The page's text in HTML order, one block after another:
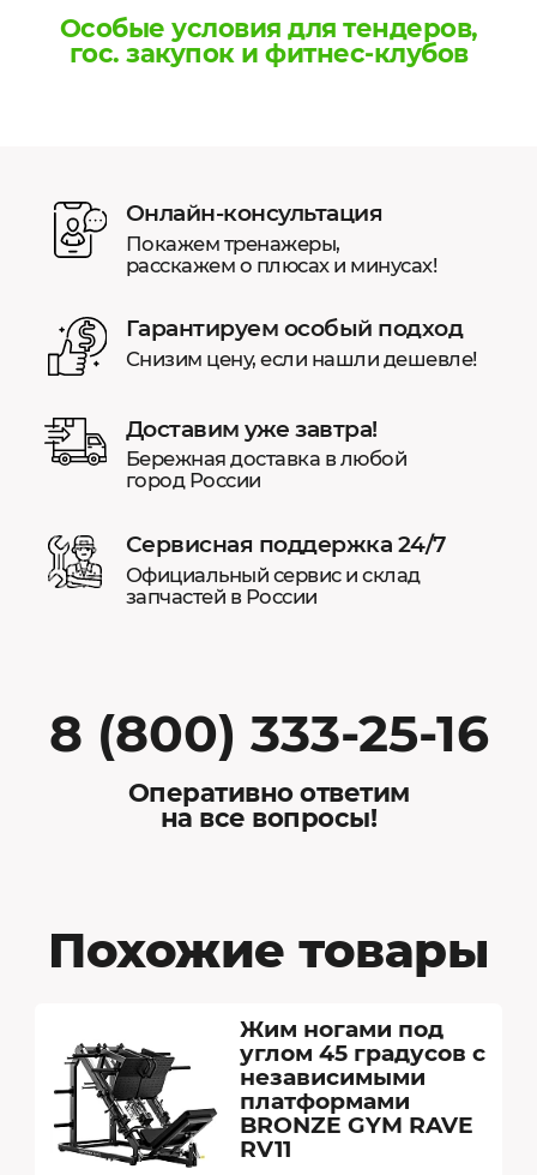
Особые условия для тендеров,
гос. закупок и фитнес-клубов
Онлайн-консультация
Покажем тренажеры,
расскажем о плюсах и минусах!
Гарантируем особый подход
Снизим цену, если нашли дешевле!
Доставим уже завтра!
Бережная доставка в любой
город России
Сервисная поддержка 24/7
Официальный сервис и склад
запчастей в России
8 (800) 333-25-16
Оперативно ответим
на все вопросы!
Похожие товары
Жим ногами под
углом 45 градусов с
независимыми
платформами
BRONZE GYM RAVE
RV11